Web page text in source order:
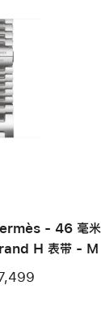
- 46 毫米
H 表带 - M